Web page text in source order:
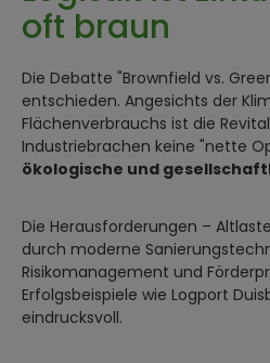
oft braun
Die Debatte "Brownfield vs.
entschieden. Angesichts der
Flächenverbrauchs ist die
Industriebrachen keine "nette
ökologische und
Die Herausforderungen –
durch moderne
Risikomanagement und
Erfolgsbeispiele wie Logport
eindrucksvoll.